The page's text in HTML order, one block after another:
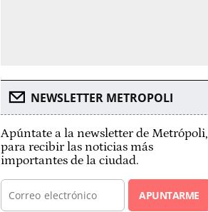
NEWSLETTER METROPOLI
Apúntate a la newsletter de Metrópoli,
para recibir las noticias más
importantes de la ciudad.
APUNTARME